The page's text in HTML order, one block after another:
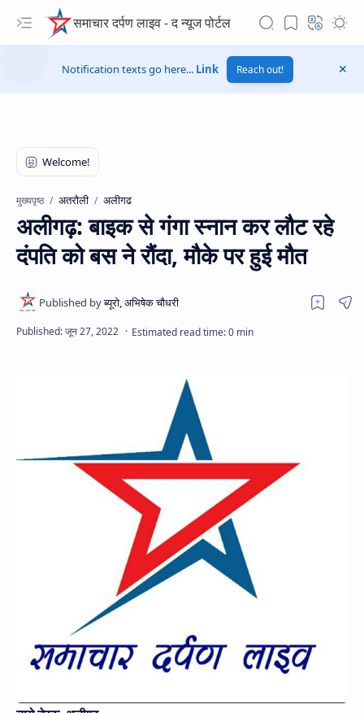
समाचार दर्पण लाइव - द न्यूज पोर्टल
Notification texts go here... Link Reach out!
मुख्यपृष्ठ अतरौली अलीगढ
अलीगढ़: बाइक से गंगा स्नान कर लौट रहे
दंपति को बस ने रौंदा, मौके पर हुई मौत